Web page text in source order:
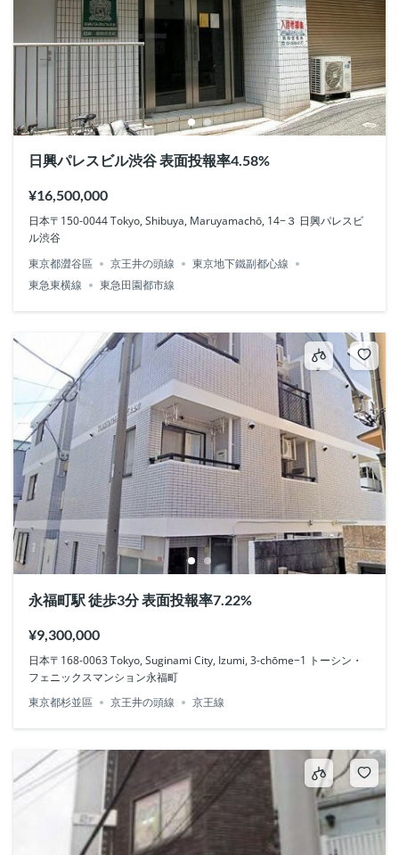
日興パレスビル渋谷 表面投報率4.58%
¥16,500,000
日本〒150-0044 Tokyo, Shibuya, Maruyamachō, 14−３ 日興パレスビ
ル渋谷
東京都澀谷區
京王井の頭線
東京地下鐵副都心線
東急東横線
東急田園都市線
永福町駅 徒歩3分 表面投報率7.22%
¥9,300,000
日本〒168-0063 Tokyo, Suginami City, Izumi, 3-chōme−1 トーシン・
フェニックスマンション永福町
東京都杉並區
京王井の頭線 京王線